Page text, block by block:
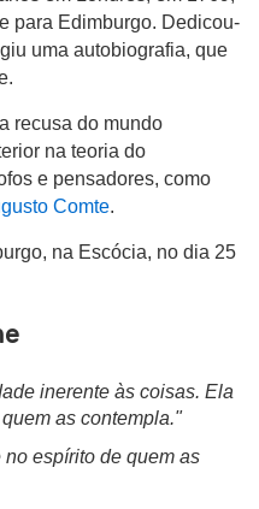
para Edimburgo. Dedicou-
uma autobiografia, que
recusa do mundo
na teoria do
e pensadores, como
Comte.
na Escócia, no dia 25
inerente às coisas. Ela
as contempla."
espírito de quem as